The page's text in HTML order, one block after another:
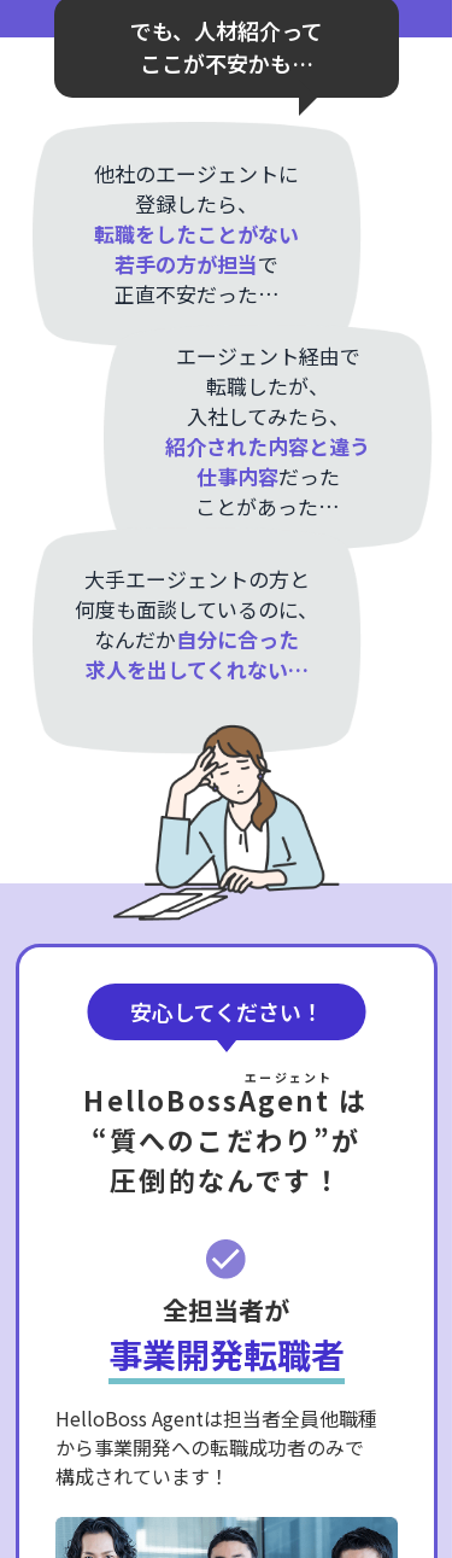
でも、人材紹介って
ここが不安かも…
他社のエージェントに
登録したら、
転職をしたことがない
若手の方が担当で
正直不安だった…
エージェント経由で
転職したが、
入社してみたら、
紹介された内容と違う
仕事内容だった
ことがあった…
大手エージェントの方と
何度も面談しているのに、
なんだか自分に合った
求人を出してくれない…
安心してください！
HelloBossAgent
エージェント
は
“質へのこだわり”が
圧倒的なんです！
全担当者が
事業開発転職者
HelloBoss Agentは担当者全員他職種
から事業開発への転職成功者のみで
構成されています！